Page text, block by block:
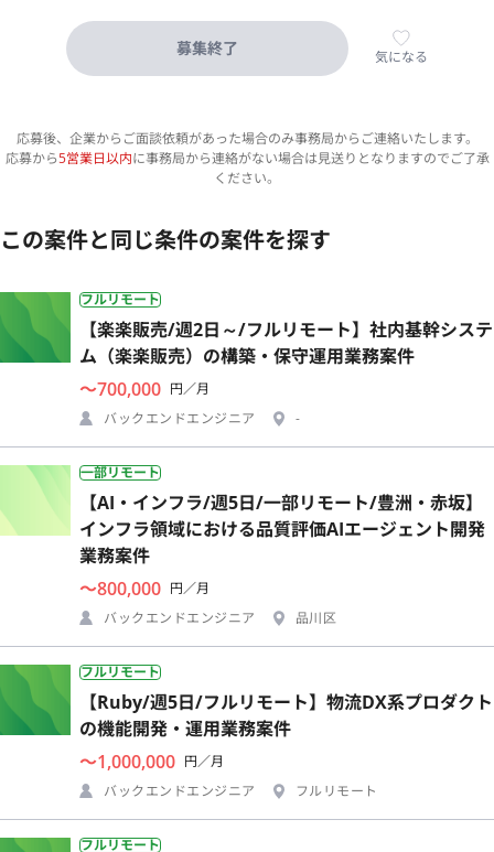
募集終了 気になる
応募後、企業からご面談依頼があった場合のみ事務局からご連絡いたします。
応募から5営業日以内に事務局から連絡がない場合は見送りとなりますのでご了承
ください。
この案件と同じ条件の案件を探す
フルリモート
【楽楽販売/週2日～/フルリモート】社内基幹システ
ム（楽楽販売）の構築・保守運用業務案件
〜700,000 円／月
バックエンドエンジニア
-
一部リモート
【AI・インフラ/週5日/一部リモート/豊洲・赤坂】
インフラ領域における品質評価AIエージェント開発
業務案件
〜800,000 円／月
バックエンドエンジニア
品川区
フルリモート
【Ruby/週5日/フルリモート】物流DX系プロダクト
の機能開発・運用業務案件
〜1,000,000 円／月
バックエンドエンジニア
フルリモート
フルリモート